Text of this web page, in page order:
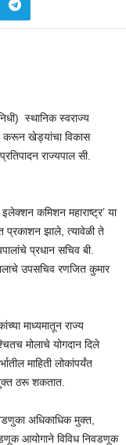
स्थानिक स्वराज्य
करून खेड्यांचा विकास
राज्यपाल सी.
कमिशन महाराष्ट्र’ या
प्रकाशन झाले, त्यावेळी ते
प्रधान सचिव बी.
उपसचिव रणजित कुमार
माध्यमातून राज्य
मोलाचे योगदान दिले
माहिती लोकांपर्यंत
ठरू शकतात.
अधिकाधिक मुक्त,
आयोगाने विविध निवडणूक